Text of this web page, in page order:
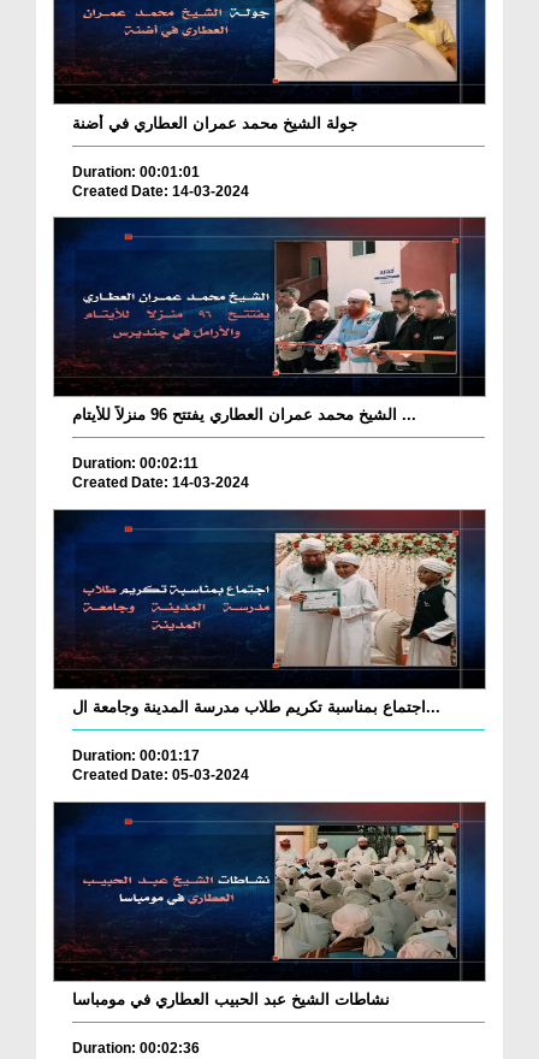
جولة الشيخ محمد عمران العطاري في أضنة
Duration: 00:01:01
Created Date: 14-03-2024
الشيخ محمد عمران العطاري يفتتح 96 منزلاً للأيتام ...
Duration: 00:02:11
Created Date: 14-03-2024
اجتماع بمناسبة تكريم طلاب مدرسة المدينة وجامعة ال...
Duration: 00:01:17
Created Date: 05-03-2024
نشاطات الشيخ عبد الحبيب العطاري في مومباسا
Duration: 00:02:36